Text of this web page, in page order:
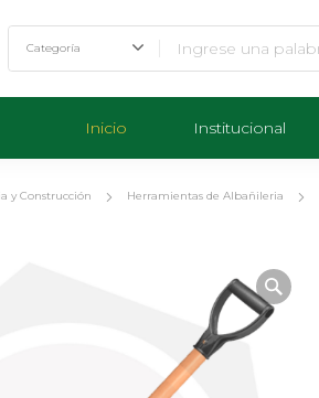
Inicio Institucional
y Construcción Herramientas de Albañileria